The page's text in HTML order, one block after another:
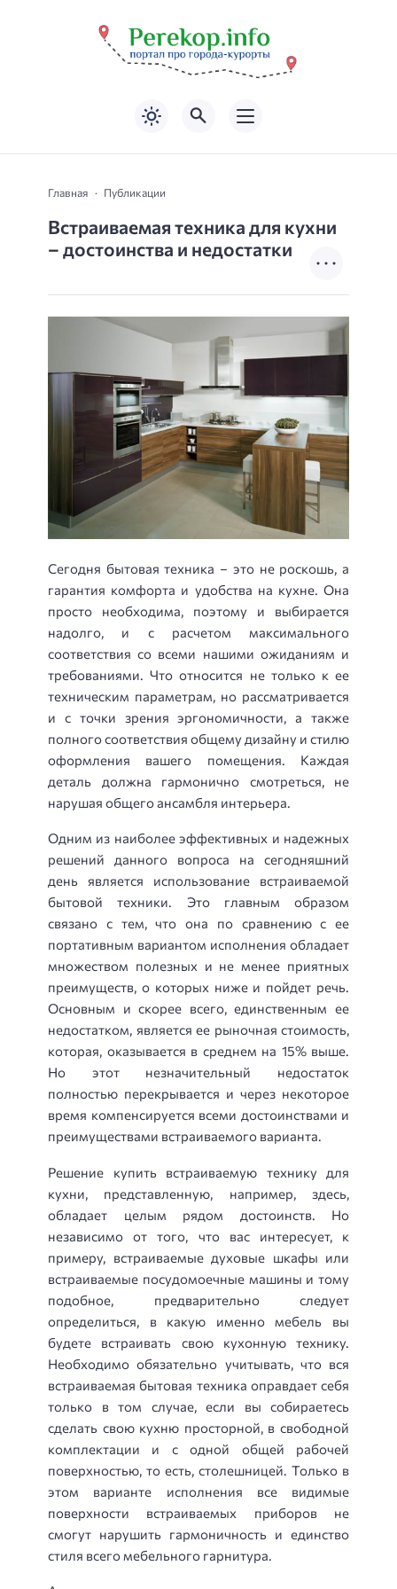
Главная Публикации
Встраиваемая техника для кухни
– достоинства и недостатки
Сегодня бытовая техника – это не роскошь, а
гарантия комфорта и удобства на кухне. Она
просто необходима, поэтому и выбирается
надолго, и с расчетом максимального
соответствия со всеми нашими ожиданиям и
требованиями. Что относится не только к ее
техническим параметрам, но рассматривается
и с точки зрения эргономичности, а также
полного соответствия общему дизайну и стилю
оформления вашего помещения. Каждая
деталь должна гармонично смотреться, не
нарушая общего ансамбля интерьера.
Одним из наиболее эффективных и надежных
решений данного вопроса на сегодняшний
день является использование встраиваемой
бытовой техники. Это главным образом
связано с тем, что она по сравнению с ее
портативным вариантом исполнения обладает
множеством полезных и не менее приятных
преимуществ, о которых ниже и пойдет речь.
Основным и скорее всего, единственным ее
недостатком, является ее рыночная стоимость,
которая, оказывается в среднем на 15% выше.
Но этот незначительный недостаток
полностью перекрывается и через некоторое
время компенсируется всеми достоинствами и
преимуществами встраиваемого варианта.
Решение купить встраиваемую технику для
кухни, представленную, например, здесь,
обладает целым рядом достоинств. Но
независимо от того, что вас интересует, к
примеру, встраиваемые духовые шкафы или
встраиваемые посудомоечные машины и тому
подобное, предварительно следует
определиться, в какую именно мебель вы
будете встраивать свою кухонную технику.
Необходимо обязательно учитывать, что вся
встраиваемая бытовая техника оправдает себя
только в том случае, если вы собираетесь
сделать свою кухню просторной, в свободной
комплектации и с одной общей рабочей
поверхностью, то есть, столешницей. Только в
этом варианте исполнения все видимые
поверхности встраиваемых приборов не
смогут нарушить гармоничность и единство
стиля всего мебельного гарнитура.